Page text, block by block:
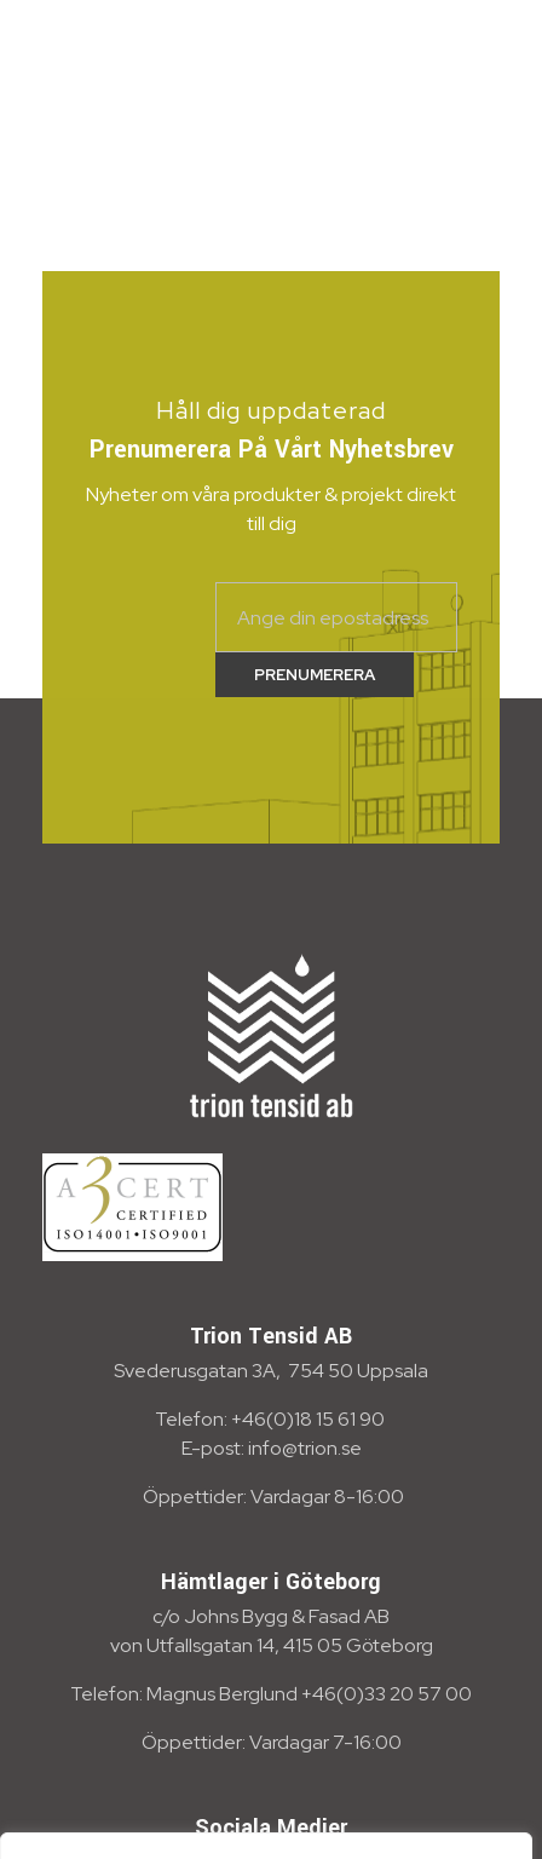
Håll dig uppdaterad
Prenumerera På Vårt Nyhetsbrev
Nyheter om våra produkter & projekt direkt
till dig
Trion Tensid AB
Svederusgatan 3A, 754 50 Uppsala
Telefon: +46(0)18 15 61 90
E-post: info@trion.se
Öppettider: Vardagar 8-16:00
Hämtlager i Göteborg
c/o Johns Bygg & Fasad AB
von Utfallsgatan 14, 415 05 Göteborg
Telefon: Magnus Berglund +46(0)33 20 57 00
Öppettider: Vardagar 7-16:00
Sociala Medier